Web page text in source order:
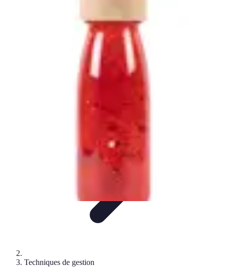
Techniques de gestion du stress
Techniques de Gestion
Techniques de gestion